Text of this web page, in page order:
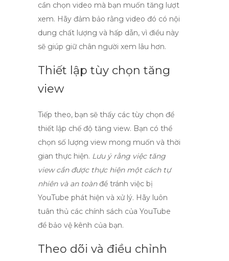
cần chọn video mà bạn muốn tăng lượt
xem. Hãy đảm bảo rằng video đó có nội
dung chất lượng và hấp dẫn, vì điều này
sẽ giúp giữ chân người xem lâu hơn.
Thiết lập tùy chọn tăng
view
Tiếp theo, bạn sẽ thấy các tùy chọn để
thiết lập chế độ tăng view. Bạn có thể
chọn số lượng view mong muốn và thời
gian thực hiện. Lưu ý rằng việc tăng
view cần được thực hiện một cách tự
nhiên và an toànđể tránh việc bị
YouTube phát hiện và xử lý. Hãy luôn
tuân thủ các chính sách của YouTube
để bảo vệ kênh của bạn.
Theo dõi và điều chỉnh